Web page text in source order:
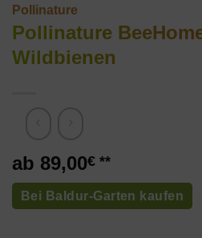
Pollinature
Pollinature
Wildbienen
89,00€
Bei Baldur-Garten kaufen